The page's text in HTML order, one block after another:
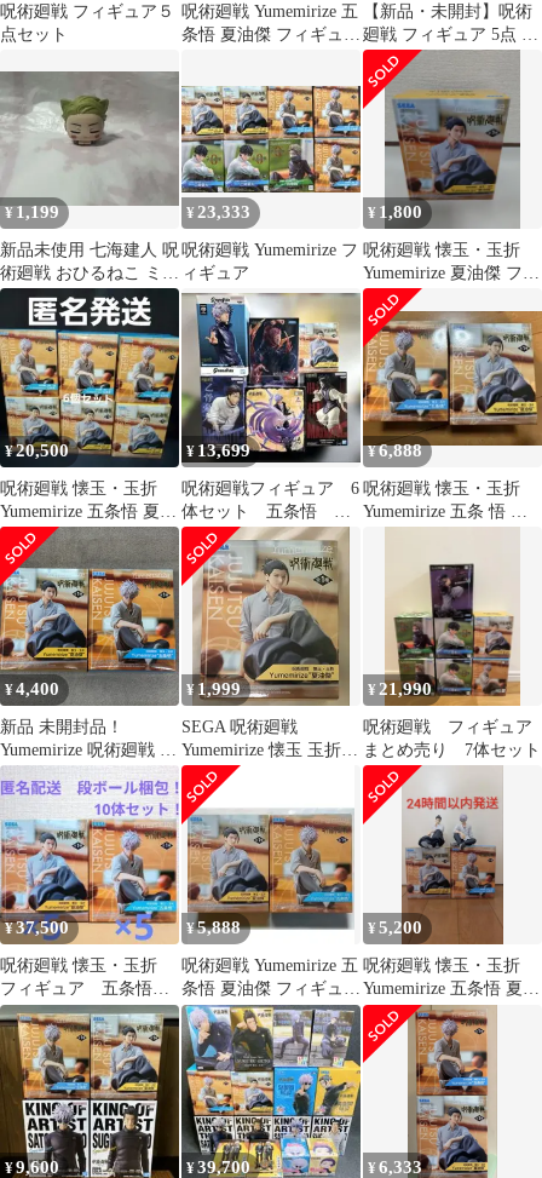
呪術廻戦 フィギュア５
点セット
呪術廻戦 Yumemirize 五
条悟 夏油傑 フィギュア
【新品・未開封】呪術
廻戦 フィギュア 5点 五
条悟 夏油傑 伏黒甚爾
虎杖悠仁
¥1,199
新品未使用 七海建人 呪
術廻戦 おひるねこ ミニ
フィギュアvol.3⑤
¥ 23,333
呪術廻戦 Yumemirize フ
ィギュア
¥ 1,800
呪術廻戦 懐玉・玉折
Yumemirize 夏油傑 フィ
ギュア
¥20,500
呪術廻戦 懐玉・玉折
Yumemirize 五条悟 夏油
傑 各3個、計6個セット
¥ 13,699
呪術廻戦フィギュア 6
体セット 五条悟 脹
相 宿儺 乙骨憂太
夏油傑
¥6,888
呪術廻戦 懐玉・玉折
Yumemirize 五条 悟 夏
¥4,400
新品 未開封品！
Yumemirize 呪術廻戦 懐
玉 玉折 五条悟 夏油傑
セット セガ プライズ
フィギュア クレーンゲ
ーム M11
¥1,999
SEGA 呪術廻戦
Yumemirize 懐玉 玉折
夏油傑 フィギュア
¥21,990
呪術廻戦 フィギュア
まとめ売り 7体セット
¥37,500
呪術廻戦 懐玉・玉折
フィギュア 五条悟
夏油傑 10体セット！
¥5,888
呪術廻戦 Yumemirize 五
条悟 夏油傑 フィギュア
2種セット
¥5,200
呪術廻戦 懐玉・玉折
Yumemirize 五条悟 夏油
傑 2点セット
¥9,600 ¥39,700 ¥6,333